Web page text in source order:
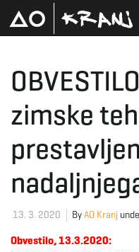
zimske
13. 3. 2020 ByAO Kranj
Obvestilo, 13.3.2020: